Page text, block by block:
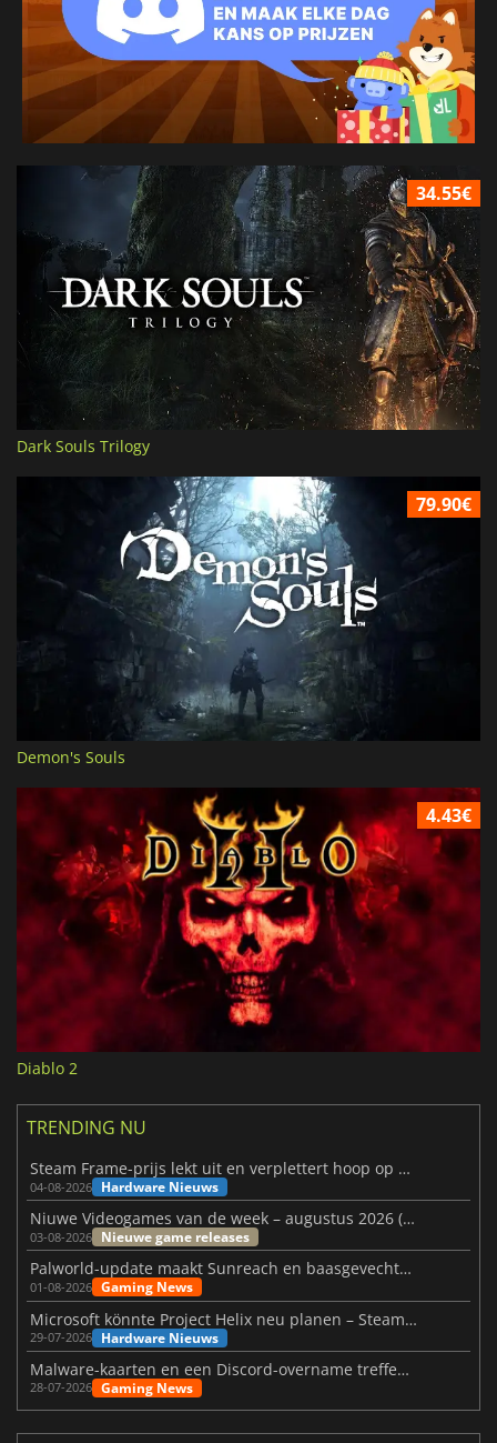
34.55€
Dark Souls Trilogy
79.90€
Demon's Souls
4.43€
Diablo 2
TRENDING NU
Steam Frame-prijs lekt uit en verplettert hoop op betaalbare VR
04-08-2026 Hardware Nieuws
Niuwe Videogames van de week – augustus 2026 (week 32)
03-08-2026 Nieuwe game releases
Palworld-update maakt Sunreach en baasgevechten stabieler
01-08-2026 Gaming News
Microsoft könnte Project Helix neu planen – Steam-Support wackelt
29-07-2026 Hardware Nieuws
Malware-kaarten en een Discord-overname treffen Meccha Chameleon
28-07-2026 Gaming News